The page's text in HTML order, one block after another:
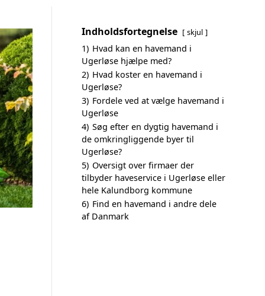
Indholdsfortegnelse skjul
1) Hvad kan en havemand i
Ugerløse hjælpe med?
2) Hvad koster en havemand i
Ugerløse?
3) Fordele ved at vælge havemand i
Ugerløse
4) Søg efter en dygtig havemand i
de omkringliggende byer til
Ugerløse?
5) Oversigt over firmaer der
tilbyder haveservice i Ugerløse eller
hele Kalundborg kommune
6) Find en havemand i andre dele
af Danmark